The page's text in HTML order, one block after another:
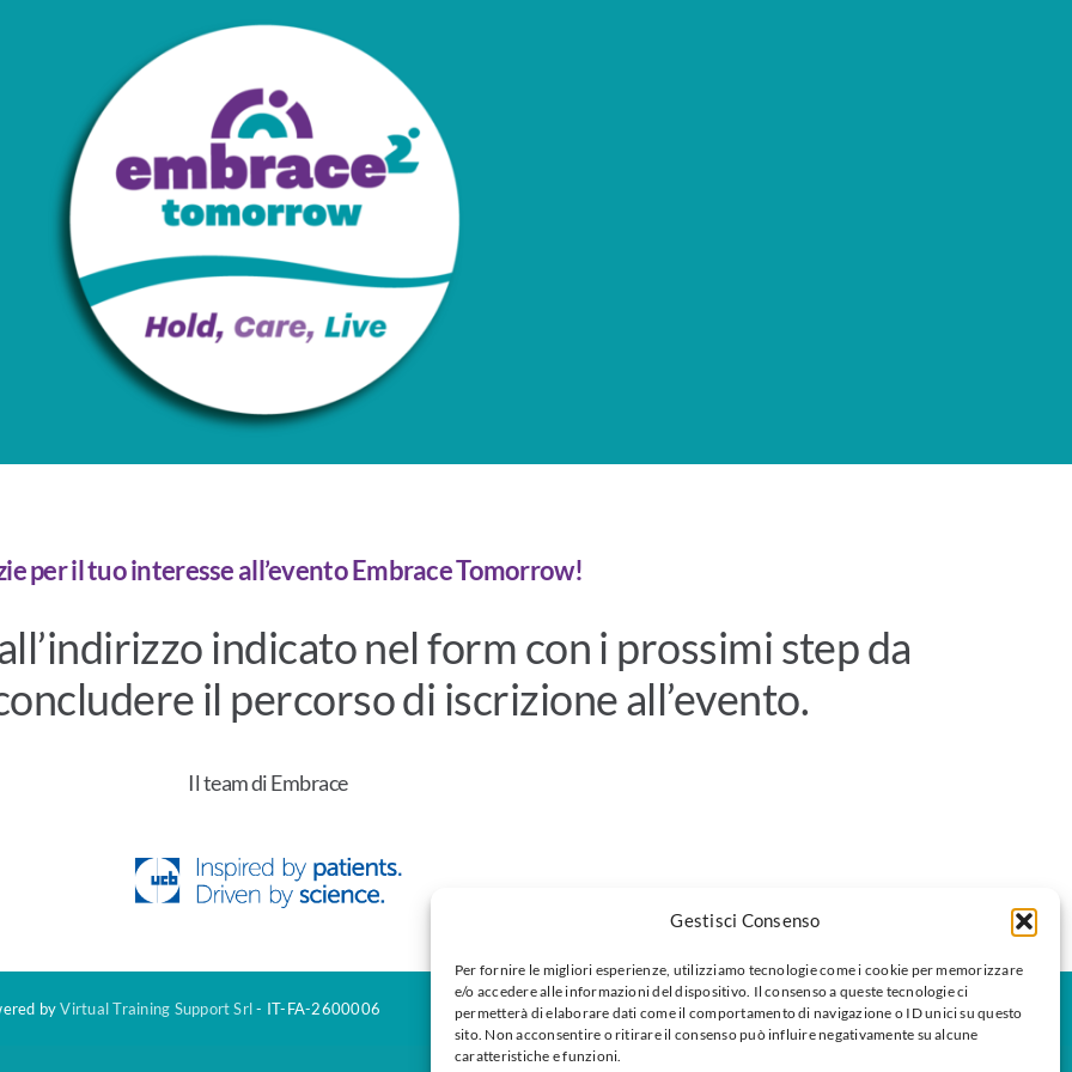
Gestisci Consenso
Per fornire le migliori esperienze, utilizziamo tecnologie come i cookie per memorizzare
e/o accedere alle informazioni del dispositivo. Il consenso a queste tecnologie ci
permetterà di elaborare dati come il comportamento di navigazione o ID unici su questo
sito. Non acconsentire o ritirare il consenso può influire negativamente su alcune
caratteristiche e funzioni.
per il tuo interesse all’evento Embrace Tomorrow!
indicato nel form con i prossimi step da
il percorso di iscrizione all’evento.
Il team di Embrace
byVirtual Training Support Srl- IT-FA-2600006